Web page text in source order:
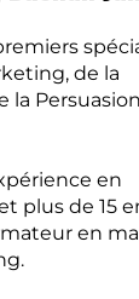
de la
la
en
plus de 15
en